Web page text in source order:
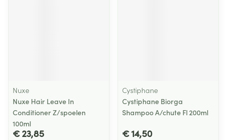
Nuxe
Nuxe Hair Leave In
Conditioner Z/spoelen
100ml
€ 23,85
Cystiphane
Cystiphane Biorga
Shampoo A/chute Fl 200ml
€ 14,50